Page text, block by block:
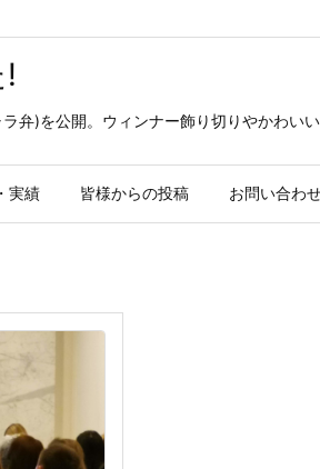
弁)を公開。ウィンナー飾り切りやかわい
実績 皆様からの投稿 お問い合わ